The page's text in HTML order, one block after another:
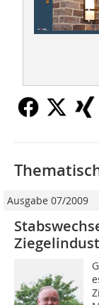
Ausgabe 07/2009